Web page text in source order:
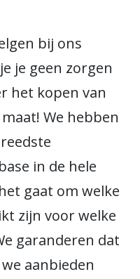
bij ons
je geen zorgen
het kopen van
We hebben
in de hele
gaat om welke
zijn voor welke
garanderen dat
aanbieden